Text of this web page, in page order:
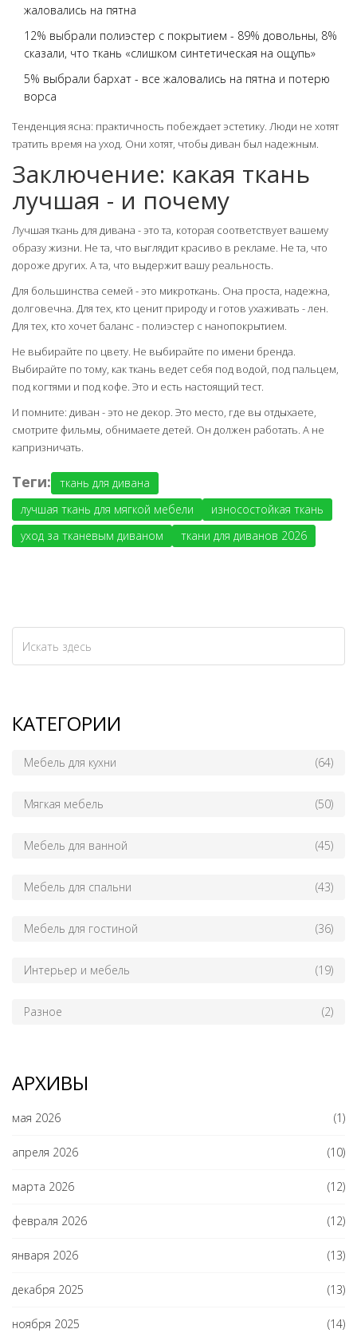
жаловались на пятна
12% выбрали полиэстер с покрытием - 89% довольны, 8%
сказали, что ткань «слишком синтетическая на ощупь»
5% выбрали бархат - все жаловались на пятна и потерю
ворса
Тенденция ясна: практичность побеждает эстетику. Люди не хотят
тратить время на уход. Они хотят, чтобы диван был надежным.
Заключение: какая ткань
лучшая - и почему
Лучшая ткань для дивана - это та, которая соответствует вашему
образу жизни. Не та, что выглядит красиво в рекламе. Не та, что
дороже других. А та, что выдержит вашу реальность.
Для большинства семей - это микроткань. Она проста, надежна,
долговечна. Для тех, кто ценит природу и готов ухаживать - лен.
Для тех, кто хочет баланс - полиэстер с нанопокрытием.
Не выбирайте по цвету. Не выбирайте по имени бренда.
Выбирайте по тому, как ткань ведет себя под водой, под пальцем,
под когтями и под кофе. Это и есть настоящий тест.
И помните: диван - это не декор. Это место, где вы отдыхаете,
смотрите фильмы, обнимаете детей. Он должен работать. А не
капризничать.
Теги:
ткань для дивана
лучшая ткань для мягкой мебели
износостойкая ткань
уход за тканевым диваном
ткани для диванов 2026
КАТЕГОРИИ
Мебель для кухни (64)
Мягкая мебель (50)
Мебель для ванной (45)
Мебель для спальни (43)
Мебель для гостиной (36)
Интерьер и мебель (19)
Разное (2)
АРХИВЫ
мая 2026 (1)
апреля 2026 (10)
марта 2026 (12)
февраля 2026 (12)
января 2026 (13)
декабря 2025 (13)
ноября 2025 (14)